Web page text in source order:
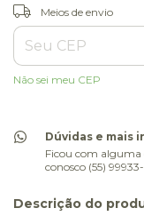
Entregas para o CEP:
Meios de envio
Não sei meu CEP
Dúvidas e mais
Ficou com alguma
conosco (55)
Descrição do